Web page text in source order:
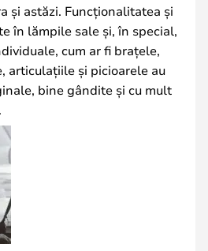
și astăzi. Funcționalitatea și
în lămpile sale și, în special,
cum ar fi brațele,
articulațiile și picioarele au
bine gândite și cu mult